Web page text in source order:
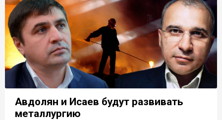
Авдолян и Исаев будут развивать
металлургию